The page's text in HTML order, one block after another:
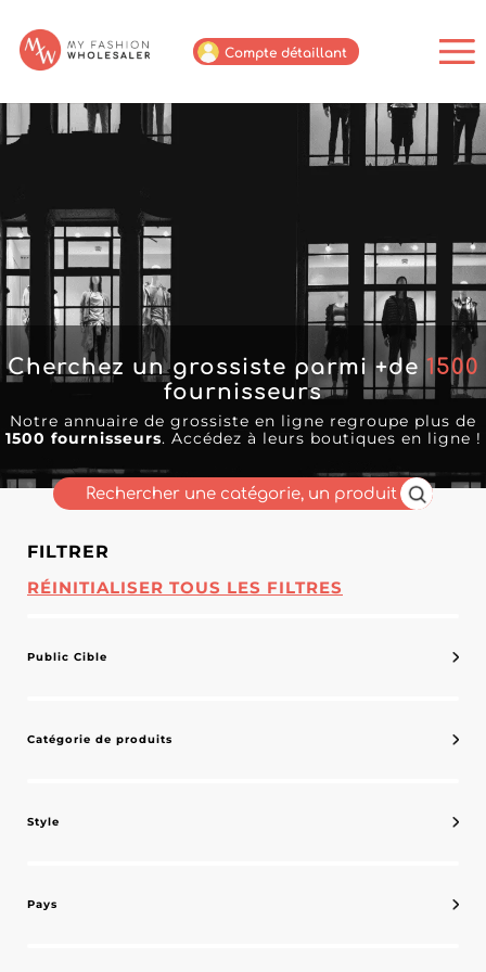
Compte détaillant
Cherchez un grossiste parmi +de1500
fournisseurs
Notre annuaire de grossiste en ligne regroupe plus de
1500 fournisseurs. Accédez à leurs boutiques en ligne !
FILTRER
RÉINITIALISER TOUS LES FILTRES
Public Cible
Catégorie de produits
Style
Pays